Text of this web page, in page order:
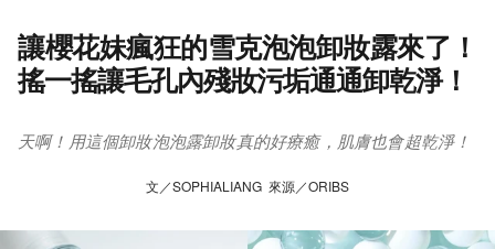
讓櫻花妹瘋狂的雪克泡泡卸妝露來了！
搖一搖讓毛孔內殘妝污垢通通卸乾淨！
天啊！用這個卸妝泡泡露卸妝真的好療癒，肌膚也會超乾淨！
文／SOPHIALIANG 來源／ORIBS